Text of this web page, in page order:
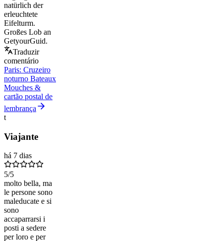
natürlich der
erleuchtete
Eifelturm.
Großes Lob an
GetyourGuid.
Traduzir
comentário
Paris: Cruzeiro
noturno Bateaux
Mouches &
cartão postal de
lembrança
t
Viajante
há 7 dias
5/5
molto bella, ma
le persone sono
maleducate e si
sono
accaparrarsi i
posti a sedere
per loro e per